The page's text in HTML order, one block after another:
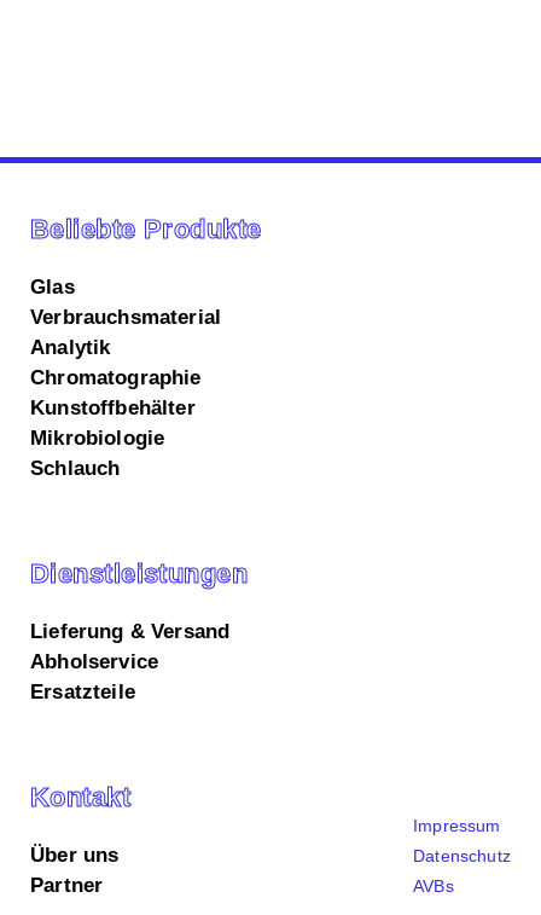
Beliebte Produkte
Glas
Verbrauchsmaterial
Analytik
Chromatographie
Kunstoffbehälter
Mikrobiologie
Schlauch
Dienstleistungen
Lieferung & Versand
Abholservice
Ersatzteile
Kontakt
Über uns
Partner
Impressum
Datenschutz
AVBs
Cookie-Einstellungen
Hier finden Sie eine Übersicht über alle verwendeten
Cookies.